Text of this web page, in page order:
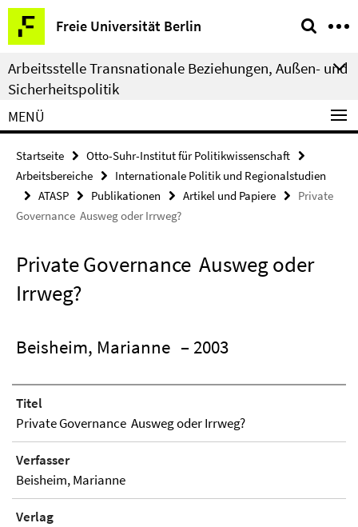
Springe
direkt
zu
Inhalt
Freie Universität Berlin
Service-
Navigation
Arbeitsstelle Transnationale Beziehungen, Außen- und
Sicherheitspolitik
MENÜ
Startseite
Otto-Suhr-Institut für Politikwissenschaft
Arbeitsbereiche
Internationale Politik und Regionalstudien
ATASP
Publikationen Artikel und Papiere
Private
Governance  Ausweg oder Irrweg?
Private Governance  Ausweg oder
Irrweg?
Beisheim, Marianne – 2003
Titel
Private Governance  Ausweg oder Irrweg?
Verfasser
Beisheim, Marianne
Verlag